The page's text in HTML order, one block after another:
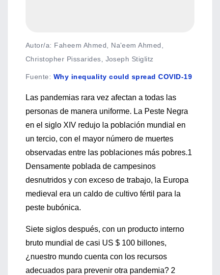
Autor/a: Faheem Ahmed, Na'eem Ahmed,
Christopher Pissarides, Joseph Stiglitz
Fuente: Why inequality could spread COVID-19
Las pandemias rara vez afectan a todas las
personas de manera uniforme. La Peste Negra
en el siglo XIV redujo la población mundial en
un tercio, con el mayor número de muertes
observadas entre las poblaciones más pobres.1
Densamente poblada de campesinos
desnutridos y con exceso de trabajo, la Europa
medieval era un caldo de cultivo fértil para la
peste bubónica.
Siete siglos después, con un producto interno
bruto mundial de casi US $ 100 billones,
¿nuestro mundo cuenta con los recursos
adecuados para prevenir otra pandemia? 2